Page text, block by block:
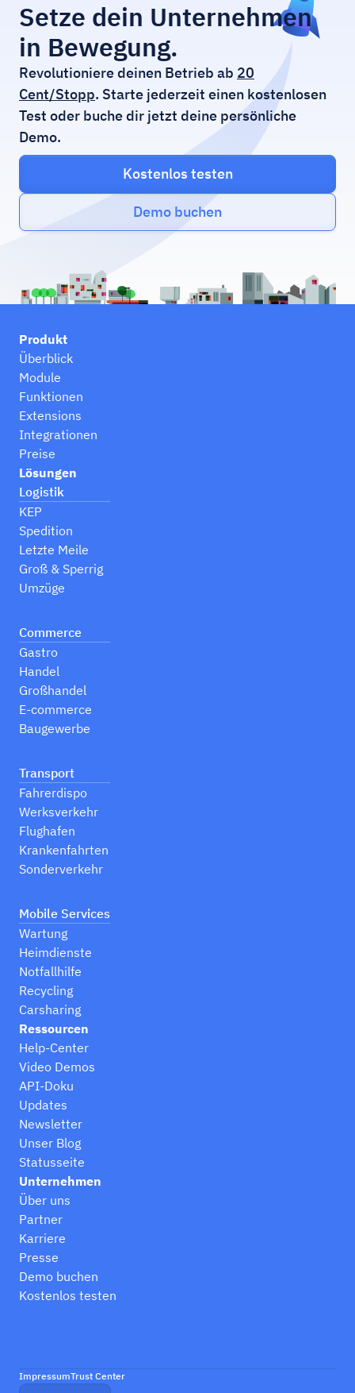
Setze dein Unternehmen
in Bewegung.
Revolutioniere deinen Betrieb ab 20
Cent/Stopp. Starte jederzeit einen kostenlosen
Test oder buche dir jetzt deine persönliche
Demo.
Kostenlos testen
Demo buchen
Produkt
Überblick
Module
Funktionen
Extensions
Integrationen
Preise
Lösungen
Logistik
KEP
Spedition
Letzte Meile
Groß & Sperrig
Umzüge
Commerce
Gastro
Handel
Großhandel
E-commerce
Baugewerbe
Transport
Fahrerdispo
Werksverkehr
Flughafen
Krankenfahrten
Sonderverkehr
Mobile Services
Wartung
Heimdienste
Notfallhilfe
Recycling
Carsharing
Ressourcen
Help-Center
Video Demos
API-Doku
Updates
Newsletter
Unser Blog
Statusseite
Unternehmen
Über uns
Partner
Karriere
Presse
Demo buchen
Kostenlos testen
ImpressumTrust Center